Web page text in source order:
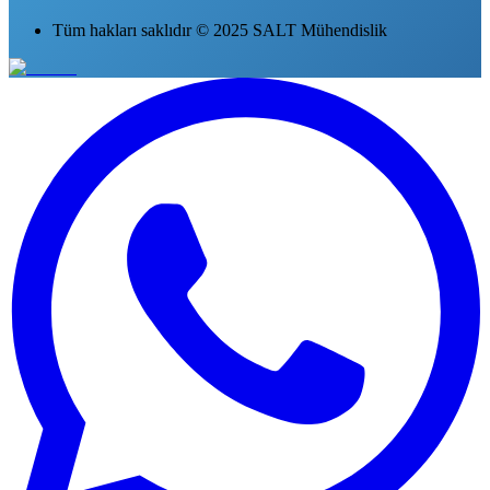
Tüm hakları saklıdır © 2025 SALT Mühendislik